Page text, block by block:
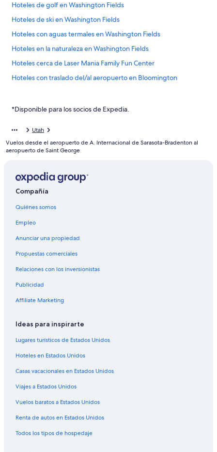
Hoteles de golf en Washington Fields
Hoteles de ski en Washington Fields
Hoteles con aguas termales en Washington Fields
Hoteles en la naturaleza en Washington Fields
Hoteles cerca de Laser Mania Family Fun Center
Hoteles con traslado del/al aeropuerto en Bloomington
Hoteles cerca de Club de golf de St. George
Hoteles con casino en Distrito histórico de St. George
Hoteles románticos en Distrito histórico de St. George
Hoteles con cocina en Distrito histórico de St. George
Hoteles con área de juegos en Distrito histórico de St. George
Hoteles que aceptan mascotas en Distrito histórico de St.
Condominios en St. George
Hoteles familiares en St. George
Hoteles románticos en St. George
Hoteles baratos en St. George
Hoteles cerca del lago en St. George
*Disponible para los socios de Expedia.
Utah
Vuelos desde el aeropuerto de A. Internacional de Sarasota-Bradenton al
aeropuerto de Saint George
Compañía
Quiénes somos
Empleo
Anunciar una propiedad
Propuestas comerciales
Relaciones con los inversionistas
Publicidad
Affiliate Marketing
Ideas para inspirarte
Lugares turísticos de Estados Unidos
Hoteles en Estados Unidos
Casas vacacionales en Estados Unidos
Viajes a Estados Unidos
Vuelos baratos a Estados Unidos
Renta de autos en Estados Unidos
Todos los tipos de hospedaje